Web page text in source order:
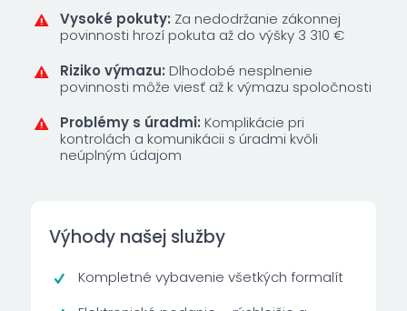
Vysoké pokuty: Za nedodržanie zákonnej
povinnosti hrozí pokuta až do výšky 3 310 €
Riziko výmazu: Dlhodobé nesplnenie
povinnosti môže viesť až k výmazu spoločnosti
Problémy s úradmi: Komplikácie pri
kontrolách a komunikácii s úradmi kvôli
neúplným údajom
Výhody našej služby
Kompletné vybavenie všetkých formalít